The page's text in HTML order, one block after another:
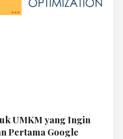
UMKM yang Ingin
Pertama Google